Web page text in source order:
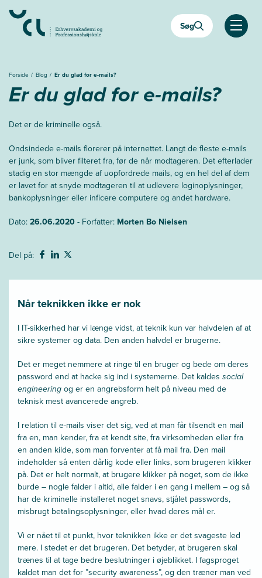
hovedindhold
Søg
Åben
Forside Blog Er du glad for e-mails?
Er du glad for e-mails?
Det er de kriminelle også.
Ondsindede e-mails florerer på internettet. Langt de fleste e-mails
er junk, som bliver filteret fra, før de når modtageren. Det efterlader
stadig en stor mængde af uopfordrede mails, og en hel del af dem
er lavet for at snyde modtageren til at udlevere loginoplysninger,
bankoplysninger eller inficere computere og andet hardware.
Dato:26.06.2020- Forfatter: Morten Bo Nielsen
Del på:
Når teknikken ikke er nok
I IT-sikkerhed har vi længe vidst, at teknik kun var halvdelen af at
sikre systemer og data. Den anden halvdel er brugerne.
Det er meget nemmere at ringe til en bruger og bede om deres
password end at hacke sig ind i systemerne. Det kaldes social
engineeringog er en angrebsform helt på niveau med de
teknisk mest avancerede angreb.
I relation til e-mails viser det sig, ved at man får tilsendt en mail
fra en, man kender, fra et kendt site, fra virksomheden eller fra
en anden kilde, som man forventer at få mail fra. Den mail
indeholder så enten dårlig kode eller links, som brugeren klikker
på. Det er helt normalt, at brugere klikker på noget, som de ikke
burde – nogle falder i altid, alle falder i en gang i mellem – og så
har de kriminelle installeret noget snavs, stjålet passwords,
misbrugt betalingsoplysninger, eller hvad deres mål er.
Vi er nået til et punkt, hvor teknikken ikke er det svageste led
mere. I stedet er det brugeren. Det betyder, at brugeren skal
trænes til at tage bedre beslutninger i øjeblikket. I fagsproget
kaldet man det for ”security awareness”, og den træner man ved